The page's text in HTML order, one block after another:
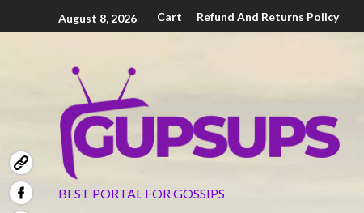
August 8, 2026 Cart Refund And Returns Policy
BEST PORTAL FOR GOSSIPS